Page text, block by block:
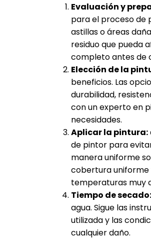
Evaluación y
para el proceso de
astillas o áreas
residuo que pueda
completo antes de
Elección de la
beneficios. Las
durabilidad,
con un experto en
necesidades.
Aplicar la pintura:
de pintor para
manera uniforme
cobertura uniforme
temperaturas muy
Tiempo de secado:
agua. Sigue las
utilizada y las
cualquier daño.